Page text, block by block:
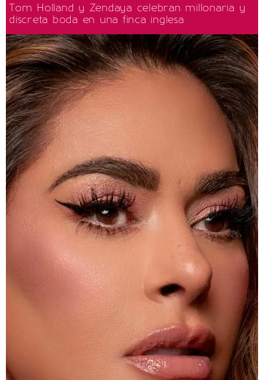
Tom Holland y Zendaya celebran millonaria y
discreta boda en una finca inglesa